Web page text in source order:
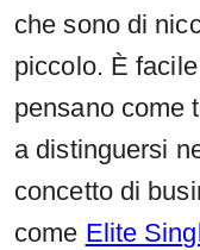
che sono di
piccolo. È
pensano come
a distinguersi
concetto di
come Elite